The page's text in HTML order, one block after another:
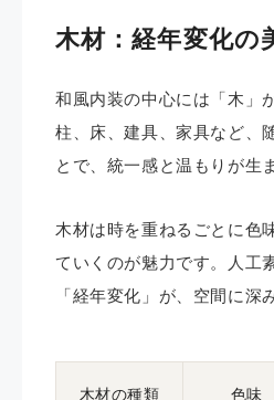
木材：経年変化の
和風内装の中心には「木」
柱、床、建具、家具など、
とで、統一感と温もりが生
木材は時を重ねるごとに色
ていくのが魅力です。人工
「経年変化」が、空間に深
木材の種類 色味